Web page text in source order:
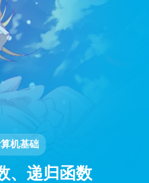
机基础
递归函数